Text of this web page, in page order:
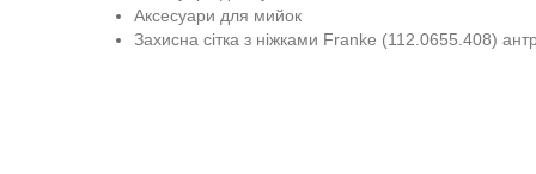
Аксесуари для мийок
Захисна сітка з ніжками Franke (112.0655.408)